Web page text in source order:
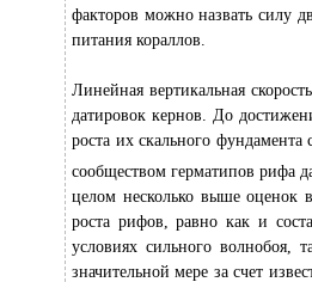
факторов можно назвать силу
питания кораллов.
Линейная вертикальная
датировок кернов. До
роста их скального
сообществом герматипов рифа
целом несколько выше оценок
роста рифов, равно как и
условиях сильного волнобоя,
значительной мере за счет